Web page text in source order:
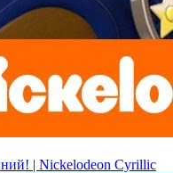
| Nickelodeon Cyrillic